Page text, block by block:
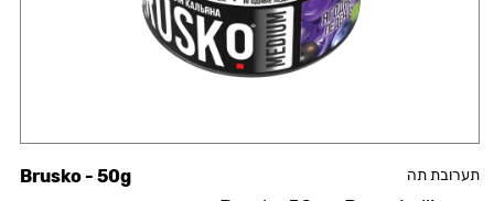
תערובת תה Brusko - 50g